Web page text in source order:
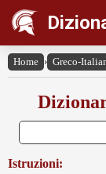
Home › Greco-
Istruzioni: